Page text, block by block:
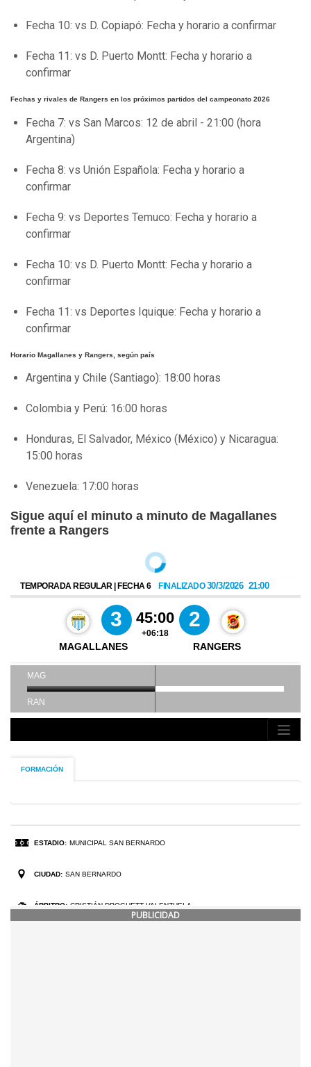
Fecha 10: vs D. Copiapó: Fecha y horario a confirmar
Fecha 11: vs D. Puerto Montt: Fecha y horario a
confirmar
Fechas y rivales de Rangers en los próximos partidos del campeonato 2026
Fecha 7: vs San Marcos: 12 de abril - 21:00 (hora
Argentina)
Fecha 8: vs Unión Española: Fecha y horario a
confirmar
Fecha 9: vs Deportes Temuco: Fecha y horario a
confirmar
Fecha 10: vs D. Puerto Montt: Fecha y horario a
confirmar
Fecha 11: vs Deportes Iquique: Fecha y horario a
confirmar
Horario Magallanes y Rangers, según país
Argentina y Chile (Santiago): 18:00 horas
Colombia y Perú: 16:00 horas
Honduras, El Salvador, México (México) y Nicaragua:
15:00 horas
Venezuela: 17:00 horas
Sigue aquí el minuto a minuto de Magallanes
frente a Rangers
PUBLICIDAD